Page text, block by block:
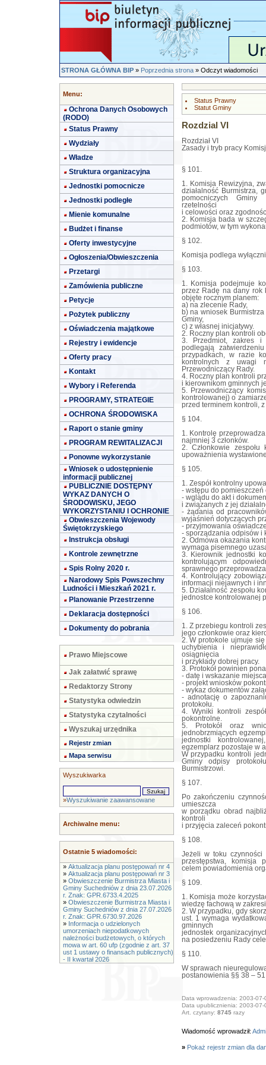
STRONA GŁÓWNA BIP»Poprzednia strona» Odczyt wiadomości
Menu:
Ochrona Danych Osobowych
(RODO)
Status Prawny
Wydziały
Władze
Struktura organizacyjna
Jednostki pomocnicze
Jednostki podległe
Mienie komunalne
Budżet i finanse
Oferty inwestycyjne
Ogłoszenia/Obwieszczenia
Przetargi
Zamówienia publiczne
Petycje
Pożytek publiczny
Oświadczenia majątkowe
Rejestry i ewidencje
Oferty pracy
Kontakt
Wybory i Referenda
PROGRAMY, STRATEGIE
OCHRONA ŚRODOWISKA
Raport o stanie gminy
PROGRAM REWITALIZACJI
Ponowne wykorzystanie
Wniosek o udostępnienie
informacji publicznej
PUBLICZNIE DOSTĘPNY
WYKAZ DANYCH O
ŚRODOWISKU, JEGO
WYKORZYSTANIU I OCHRONIE
Obwieszczenia Wojewody
Świętokrzyskiego
Instrukcja obsługi
Kontrole zewnętrzne
Spis Rolny 2020 r.
Narodowy Spis Powszechny
Ludności i Mieszkań 2021 r.
Planowanie Przestrzenne
Deklaracja dostępności
Dokumenty do pobrania
Prawo Miejscowe
Jak załatwić sprawę
Redaktorzy Strony
Statystyka odwiedzin
Statystyka czytalności
Wyszukaj urzędnika
Rejestr zmian
Mapa serwisu
Wyszukiwarka
»Wyszukiwanie zaawansowane
Archiwalne menu:
Ostatnie 5 wiadomości:
» Aktualizacja planu postępowań nr 4
» Aktualizacja planu postępowań nr 3
» Obwieszczenie Burmistrza Miasta i
Gminy Suchedniów z dnia 23.07.2026
r. Znak: GPR.6733.4.2025
» Obwieszczenie Burmistrza Miasta i
Gminy Suchedniów z dnia 27.07.2026
r. Znak: GPR.6730.97.2026
» Informacja o udzielonych
umorzeniach niepodatkowych
należności budżetowych, o których
mowa w art. 60 ufp (zgodnie z art. 37
ust 1 ustawy o finansach publicznych)
- II kwartał 2026
Status Prawny
Statut Gminy
Rozdzial VI
Rozdział VI
Zasady i tryb pracy
§ 101.
1. Komisja Rewizyjna,
działalność Burmistrza,
pomocniczych Gminy
rzetelności
i celowości oraz
2. Komisja bada w
podmiotów, w tym
§ 102.
Komisja podlega
§ 103.
1. Komisja podejmuje
przez Radę na dany rok
objęte rocznym planem:
a) na zlecenie Rady,
b) na wniosek
Gminy,
c) z własnej inicjatywy.
2. Roczny plan kontroli
3. Przedmiot, zakres i
podlegają
przypadkach, w razie
kontrolnych z uwagi
Przewodniczący Rady.
4. Roczny plan kontroli
i kierownikom gminnych
5. Przewodniczący
kontrolowanej) o
przed terminem kontroli,
§ 104.
1. Kontrolę
najmniej 3 członków.
2. Członkowie
upoważnienia
§ 105.
1. Zespół kontrolny
- wstępu do
- wglądu do akt i
i związanych z jej
- żądania od
wyjaśnień dotyczących
- przyjmowania
- sporządzania odpisów i
2. Odmowa okazania
wymaga pisemnego
3. Kierownik jednostki
kontrolującym
sprawnego
4. Kontrolujący
informacji niejawnych i
5. Działalność zespołu
jednostce kontrolowanej
§ 106.
1. Z przebiegu kontroli
jego członkowie oraz
2. W protokole ujmuje
uchybienia i
osiągnięcia
i przykłady dobrej pracy.
3. Protokół powinien
- datę i wskazanie
- projekt wniosków
- wykaz dokumentów
- adnotację o
protokołu.
4. Wyniki kontroli
pokontrolne.
5. Protokół oraz
jednobrzmiących
jednostki
egzemplarz pozostaje w
W przypadku kontroli
Gminy odpisy
Burmistrzowi.
§ 107.
Po zakończeniu
umieszcza
w porządku obrad
kontroli
i przyjęcia zaleceń
§ 108.
Jeżeli w toku czynności
przestępstwa, komisja
celem powiadomienia
§ 109.
1. Komisja może
wiedzę fachową w
2. W przypadku, gdy
ust. 1 wymaga
gminnych
jednostek
na posiedzeniu Rady
§ 110.
W sprawach
postanowienia §§ 38 –
Data wprowadzenia: 2003-07-
Data upublicznienia: 2003-07-
Art. czytany: 8745razy
Wiadomość wprowadził:
» Pokaż rejestr zmian dla